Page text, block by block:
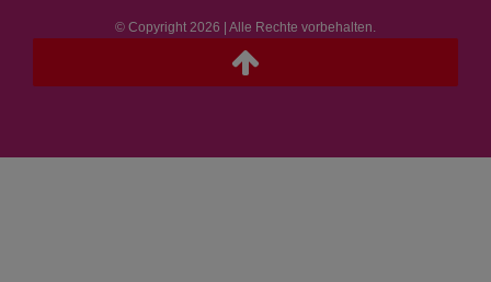
© Copyright 2026 | Alle Rechte vorbehalten.